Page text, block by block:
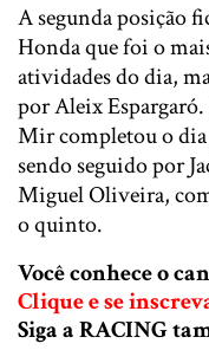
A segunda posição
Honda que foi o
atividades do dia,
por Aleix
Mir completou o
sendo seguido por
Miguel Oliveira,
o quinto.
Você conhece o
Clique e se
Siga a RACING